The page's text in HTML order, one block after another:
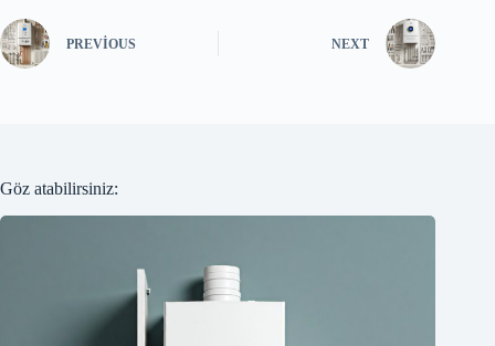
PREVIOUS NEXT
Göz atabilirsiniz: